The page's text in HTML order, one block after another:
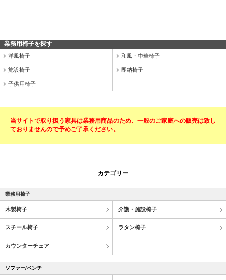
業務用椅子を探す
洋風椅子 和風・中華椅子
施設椅子 即納椅子
子供用椅子
当サイトで取り扱う家具は業務用商品のため、一般のご家庭への販売は致し
ておりませんので予めご了承ください。
カテゴリー
業務用椅子
木製椅子 介護・施設椅子
スチール椅子 ラタン椅子
カウンターチェア
ソファー/ベンチ